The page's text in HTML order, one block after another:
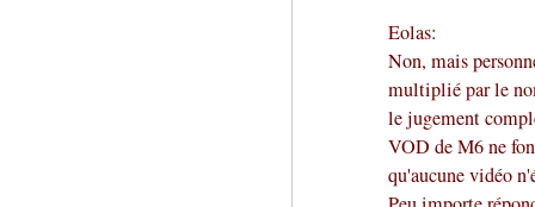
Eolas:
Non, mais
multiplié par le
le jugement
VOD de M6 ne
qu'aucune vidéo